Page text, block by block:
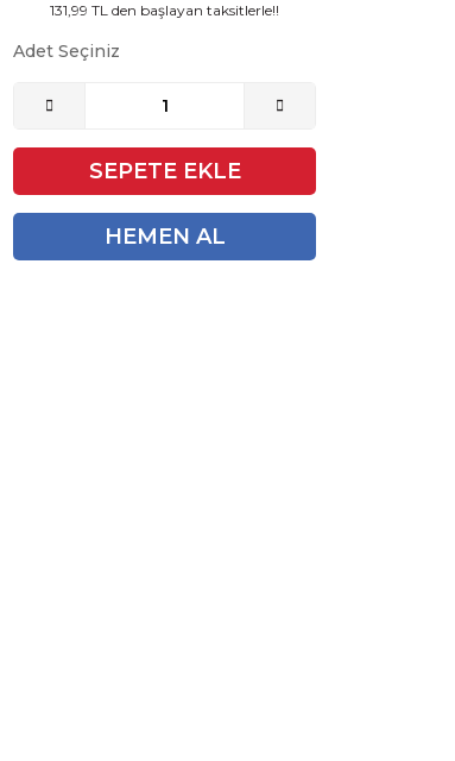
131,99 TL den başlayan taksitlerle!!
Adet Seçiniz
SEPETE EKLE
HEMEN AL